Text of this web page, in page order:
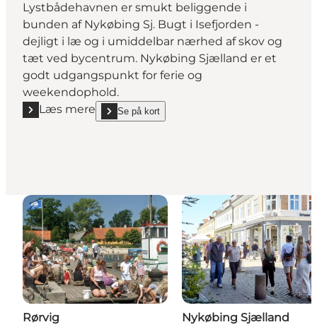
Lystbådehavnen er smukt beliggende i
bunden af Nykøbing Sj. Bugt i Isefjorden -
dejligt i læ og i umiddelbar nærhed af skov og
tæt ved bycentrum. Nykøbing Sjælland er et
godt udgangspunkt for ferie og
weekendophold.
Læs mere
Læs mere "Nykøbing Sjælland Lystbådehavn"
Se på kort
show Nykøbing Sjælland Lystbådehavn on_map
Rørvig Nykøbing Sjælland